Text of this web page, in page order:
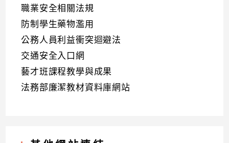
職業安全相關法規
防制學生藥物濫用
公務人員利益衝突迴避法
交通安全入口網
藝才班課程教學與成果
法務部廉潔教材資料庫網站